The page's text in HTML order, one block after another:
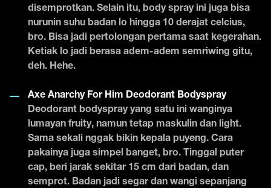
disemprotkan. Selain itu, body spray ini juga bisa
nurunin suhu badan lo hingga 10 derajat celcius,
bro. Bisa jadi pertolongan pertama saat kegerahan.
Ketiak lo jadi berasa adem-adem semriwing gitu,
deh. Hehe.
Axe Anarchy For Him Deodorant Bodyspray
Deodorant bodyspray yang satu ini wanginya
lumayan fruity, namun tetap maskulin dan light.
Sama sekali nggak bikin kepala puyeng. Cara
pakainya juga simpel banget, bro. Tinggal puter
cap, beri jarak sekitar 15 cm dari badan, dan
semprot. Badan jadi segar dan wangi sepanjang